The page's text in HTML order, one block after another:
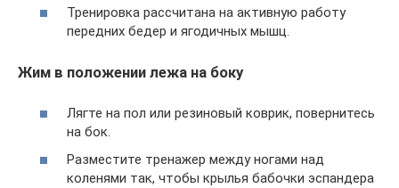
Тренировка рассчитана на активную работу
передних бедер и ягодичных мышц.
Жим в положении лежа на боку
Лягте на пол или резиновый коврик, повернитесь
на бок.
Разместите тренажер между ногами над
коленями так, чтобы крылья бабочки эспандера